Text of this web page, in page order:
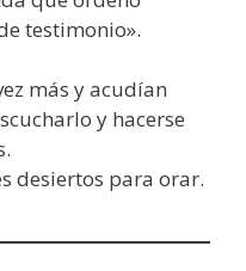
testimonio».
más y acudían
y hacerse
desiertos para orar.